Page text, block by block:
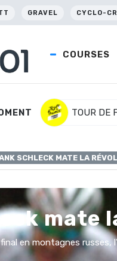
GRAVEL CYCLO-
COURSES
TOUR DE
SCHLECK MATE LA
mate
en montagnes russes,